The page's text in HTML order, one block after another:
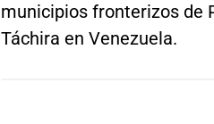
municipios fronterizos de
Táchira en Venezuela.